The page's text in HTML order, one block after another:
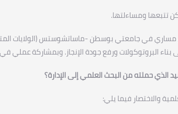
تتبعها ومساءلتها.
في جامعتي بوسطن -ماساتشوستس (الولايات
بناء البروتوكولات ورفع جودة الإنجاز. وبمشاركة
الذي حملته من البحث العلمي إلى الإدارة؟
والاختصار فيما يلي: